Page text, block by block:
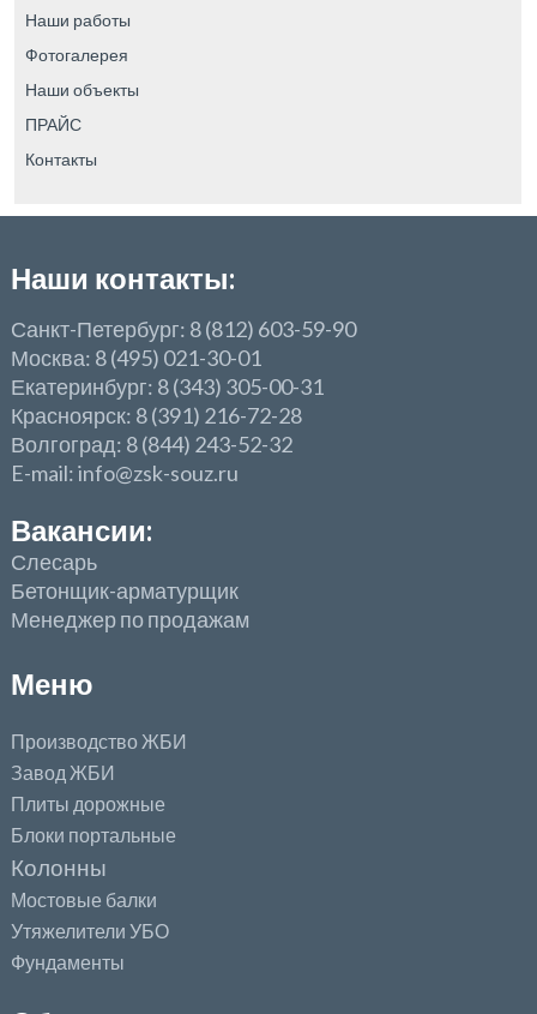
Наши работы
Фотогалерея
Наши объекты
ПРАЙС
Контакты
Наши контакты:
Санкт-Петербург: 8 (812) 603-59-90
Москва: 8 (495) 021-30-01
Екатеринбург: 8 (343) 305-00-31
Красноярск: 8 (391) 216-72-28
Волгоград: 8 (844) 243-52-32
E-mail: info@zsk-souz.ru
Вакансии:
Слесарь
Бетонщик-арматурщик
Менеджер по продажам
Меню
Производство ЖБИ
Завод ЖБИ
Плиты дорожные
Блоки портальные
Колонны
Мостовые балки
Утяжелители УБО
Фундаменты